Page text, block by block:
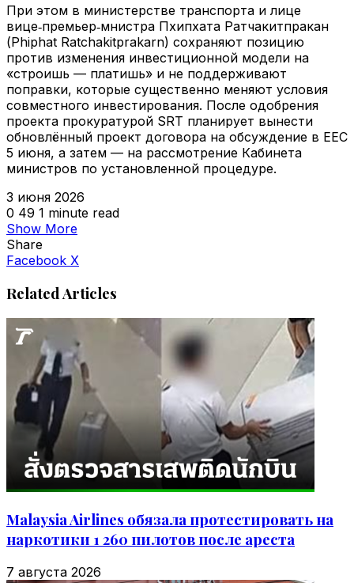
При этом в министерстве транспорта и лице
вице‑премьер‑мнистра Пхипхата Ратчакитпракан
(Phiphat Ratchakitprakarn) сохраняют позицию
против изменения инвестиционной модели на
«строишь — платишь» и не поддерживают
поправки, которые существенно меняют условия
совместного инвестирования. После одобрения
проекта прокуратурой SRT планирует вынести
обновлённый проект договора на обсуждение в EEC
5 июня, а затем — на рассмотрение Кабинета
министров по установленной процедуре.
3 июня 2026
0 49 1 minute read
Show More
Share
Facebook X
Related Articles
Malaysia Airlines обязала протестировать на
наркотики 1 260 пилотов после ареста
7 августа 2026